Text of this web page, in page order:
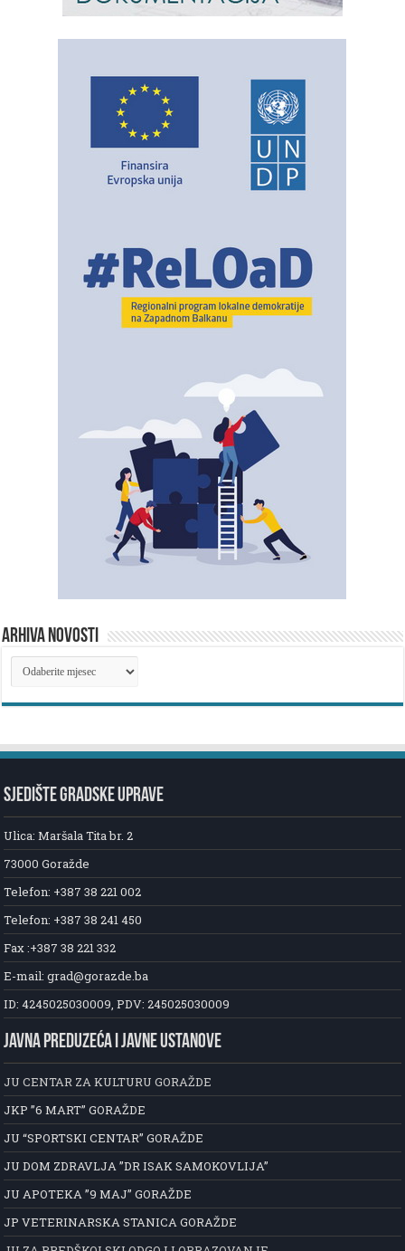
ARHIVA NOVOSTI
ARHIVA
NOVOSTI
SJEDIŠTE GRADSKE UPRAVE
Ulica: Maršala Tita br. 2
73000 Goražde
Telefon: +387 38 221 002
Telefon: +387 38 241 450
Fax :+387 38 221 332
E-mail: grad@gorazde.ba
ID: 4245025030009, PDV: 245025030009
JAVNA PREDUZEĆA I JAVNE USTANOVE
JU CENTAR ZA KULTURU GORAŽDE
JKP ”6 MART” GORAŽDE
JU “SPORTSKI CENTAR” GORAŽDE
JU DOM ZDRAVLJA ”DR ISAK SAMOKOVLIJA”
JU APOTEKA ”9 MAJ” GORAŽDE
JP VETERINARSKA STANICA GORAŽDE